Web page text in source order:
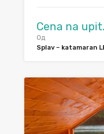
Cena na upit.
Од
Splav – katamaran